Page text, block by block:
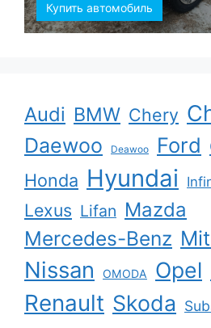
Купить автомобиль
Audi BMW Chery
Daewoo Deawoo Ford
Honda Hyundai
Lexus Lifan Mazda
Mercedes-Benz
Nissan OMODA Opel
Renault Skoda